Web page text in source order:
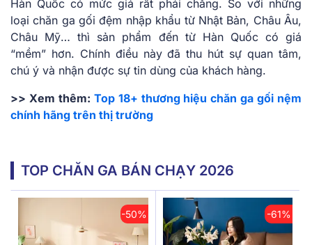
Hàn Quốc có mức giá rất phải chăng. So với những
loại chăn ga gối đệm nhập khẩu từ Nhật Bản, Châu Âu,
Châu Mỹ… thì sản phẩm đến từ Hàn Quốc có giá
“mềm” hơn. Chính điều này đã thu hút sự quan tâm,
chú ý và nhận được sự tin dùng của khách hàng.
>> Xem thêm: Top 18+ thương hiệu chăn ga gối nệm
chính hãng trên thị trường
TOP CHĂN GA BÁN CHẠY 2026
-50% -61%